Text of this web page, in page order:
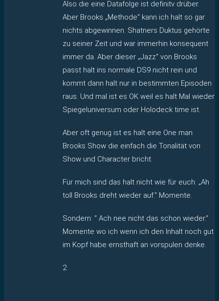
Also die eine Datafolge ist definitv drüber.
Aber Brooks „Methode“ kann ich halt so gar
nichts abgewinnen. Shatners Duktus gehörte
zu seiner Zeit und war immerhin konsequent
immer da. Aber dieser „Jazz“ von Brooks
passt halt ins normale DS9 nicht rein und
kommt dann halt nur in bestimmten Episoden
raus. Und mal ist es OK weil es halt Mal wieder
Spiegeluniversum oder Holodeck time ist.
Aber oft genug ist es halt eine One man
Brooks Show die einfach die Tonalität von
Show und Character bricht.
Für mich sind das halt nicht wie für euch: „Ah
toll Brooks dreht wieder auf.“ Momente.
Sondern: “ Ach nee nicht das schon wieder.“
Momente wo ich wenn ich den Inhalt noch gut
im Kopf habe ernsthaft an vorspulen denke.
2